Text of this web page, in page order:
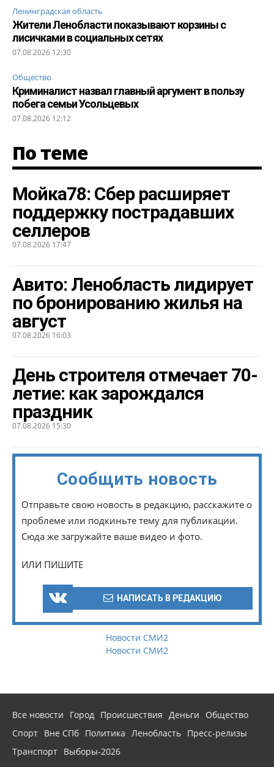
Ленинградская область
Жители Ленобласти показывают корзины с
лисичками в социальных сетях
07.08.2026 12:30
Общество
Криминалист назвал главный аргумент в пользу
побега семьи Усольцевых
07.08.2026 12:12
По теме
Мойка78: Сбер расширяет
поддержку пострадавших
селлеров
07.08.2026 17:47
Авито: Ленобласть лидирует
по бронированию жилья на
август
07.08.2026 16:03
День строителя отмечает 70-
летие: как зарождался
праздник
07.08.2026 15:30
Сообщить новость
Отправьте свою новость в редакцию, расскажите о
проблеме или подкиньте тему для публикации.
Сюда же загружайте ваше видео и фото.
ИЛИ ПИШИТЕ
НАПИСАТЬ В РЕДАКЦИЮ
Новости СМИ2
Новости СМИ2
Все новости Город Происшествия Деньги
Общество
Спорт Вне СПб Политика Ленобласть Пресс-релизы
Транспорт Выборы-2026